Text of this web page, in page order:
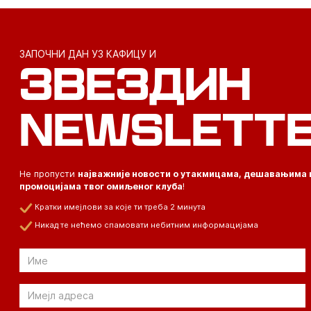
ЗАПОЧНИ ДАН УЗ КАФИЦУ И
ЗВЕЗДИН
Не пропусти најважније новости о утакмицама, дешавањима
промоцијама твог омиљеног клуба!
Кратки имејлови за које ти треба 2 минута
Никад те нећемо спамовати небитним информацијама
Email
Email